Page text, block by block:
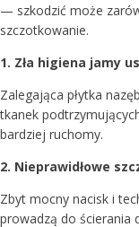
— szkodzić może
szczotkowanie.
1. Zła higiena jamy
Zalegająca płytka
tkanek
bardziej ruchomy.
2. Nieprawidłowe
Zbyt mocny nacisk i
prowadzą do ścierania